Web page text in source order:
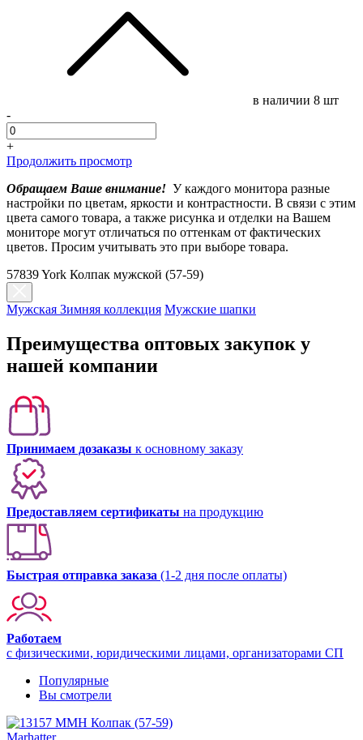
в наличии 8 шт
-
+
Продолжить просмотр
Обращаем Ваше внимание! У каждого монитора разные
настройки по цветам, яркости и контрастности. В связи с этим
цвета самого товара, а также рисунка и отделки на Вашем
мониторе могут отличаться по оттенкам от фактических
цветов. Просим учитывать это при выборе товара.
57839 York Колпак мужской (57-59)
Мужская Зимняя коллекция Мужские шапки
Преимущества оптовых закупок у
нашей компании
Принимаем дозаказы к основному заказу
Предоставляем сертификаты на продукцию
Быстрая отправка заказа (1-2 дня после оплаты)
Работаем
с физическими, юридическими лицами, организаторами СП
Популярные
Вы смотрели
Marhatter